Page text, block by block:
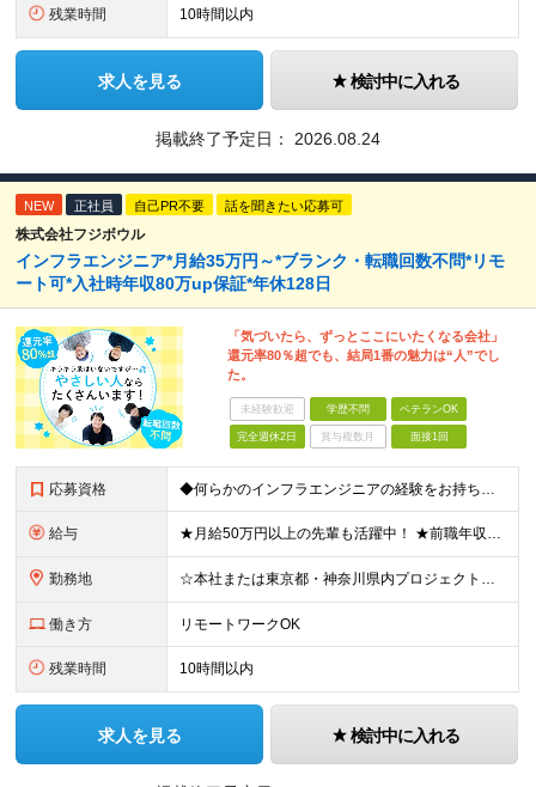
残業時間 10時間以内
求人を見る 検討中に入れる
掲載終了予定日： 2026.08.24
NEW 正社員 自己PR不要 話を聞きたい応募可
株式会社フジボウル
インフラエンジニア*月給35万円～*ブランク・転職回数不問*リモ
ート可*入社時年収80万up保証*年休128日
「気づいたら、ずっとここにいたくなる会社」
還元率80％超でも、結局1番の魅力は“人”でし
た。
未経験歓迎 学歴不問 ベテランOK
完全週休2日 賞与複数月 面接1回
応募資格 ◆何らかのインフラエンジニアの経験をお持ちの方 ┗設計・構築経験だけではなく、運用・保守経験があるという方も、お気軽にご応募ください！ ┗ブランク・転職回数は不問です！ ┗ネガティブな応募理由も歓迎で
給与 ★月給50万円以上の先輩も活躍中！ ★前職年収から80万円以上UP保証 月給35万円～ ※月給には固定残業代を含む(月20時間分/2万6000円～/超過分別途支給） ※残業がなくても上記支給(基本残
勤務地 ☆本社または東京都・神奈川県内プロジェクト先での勤務となります ☆リモートワークOKの案件も多数あります(応相談) ☆転居を伴う転勤はありません ☆九州地方、北陸地方、北海道からの転職者も多数在籍！/
働き方 リモートワークOK
残業時間 10時間以内
求人を見る 検討中に入れる